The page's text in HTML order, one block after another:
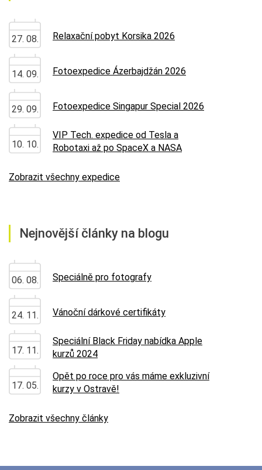
27. 08. Relaxační pobyt Korsika 2026
14. 09. Fotoexpedice Ázerbajdžán 2026
29. 09. Fotoexpedice Singapur Special 2026
10. 10.
VIP Tech. expedice od Tesla a
Robotaxi až po SpaceX a NASA
Zobrazit všechny expedice
Nejnovější články na blogu
06. 08. Speciálně pro fotografy
24. 11. Vánoční dárkové certifikáty
17. 11.
Speciální Black Friday nabídka Apple
kurzů 2024
17. 05.
Opět po roce pro vás máme exkluzivní
kurzy v Ostravě!
Zobrazit všechny články